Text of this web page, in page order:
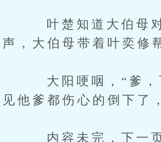
叶楚知道大伯母对
声，大伯母带着叶奕修
大阳哽咽，“爹，下
见他爹都伤心的倒下了
内容未完，下一页